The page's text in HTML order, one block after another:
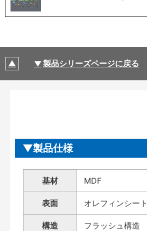
製品シリーズページに戻る
製品仕様
基材 MDF
表面 オレフィンシー
構造 フラッシュ構造